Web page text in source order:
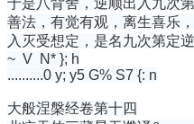
善法，有觉有观，离生喜乐
入灭受想定，是名九次第定逆
~ V N* }; h
..........0 y; y5 G% S7 {: n
大般涅槃经卷第十四